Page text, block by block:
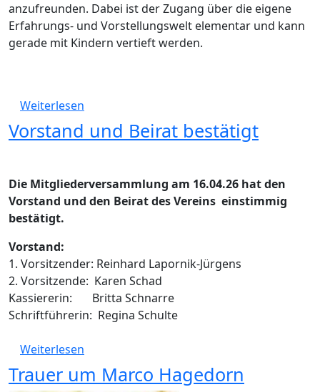
anzufreunden. Dabei ist der Zugang über die eigene
Erfahrungs- und Vorstellungswelt elementar und kann
gerade mit Kindern vertieft werden.
Weiterlesen
Vorstand und Beirat bestätigt
Die Mitgliederversammlung am 16.04.26 hat den
Vorstand und den Beirat des Vereins einstimmig
bestätigt.
Vorstand:
1. Vorsitzender: Reinhard Lapornik-Jürgens
2. Vorsitzende: Karen Schad
Kassiererin: Britta Schnarre
Schriftführerin: Regina Schulte
Weiterlesen
Trauer um Marco Hagedorn